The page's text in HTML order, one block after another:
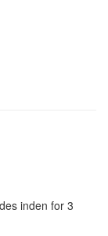
inden for 3